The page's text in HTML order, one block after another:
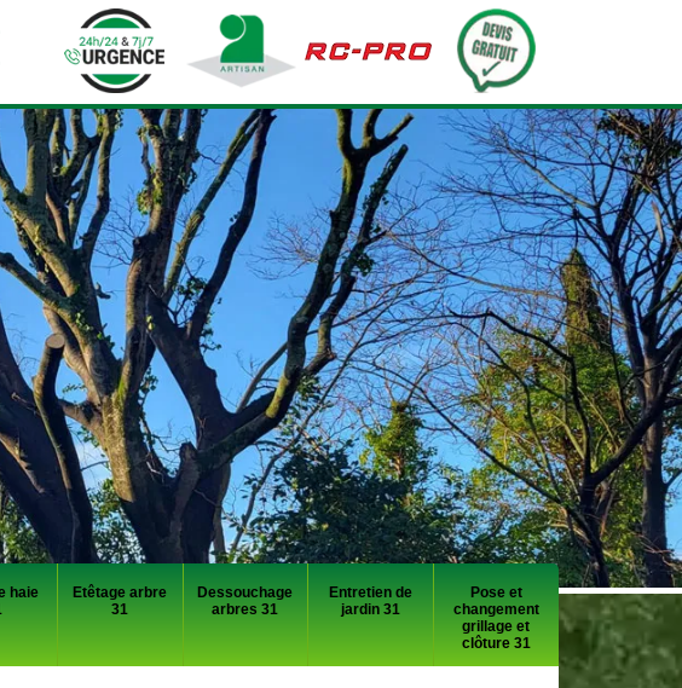
haie
Etêtage arbre
31
Dessouchage
arbres 31
Entretien de
jardin 31
Pose et
changement
grillage et
clôture 31